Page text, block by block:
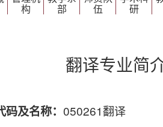
构 部 伍 研
翻译专业简
码及名称： 050261翻译